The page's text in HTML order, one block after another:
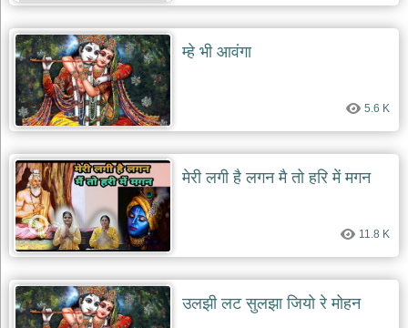
म्हे भी आवंगा
5.6 K
मेरी लगी है लगन मै तो हरि में मगन
11.8 K
उलझी लट सुलझा जियो रे मोहन